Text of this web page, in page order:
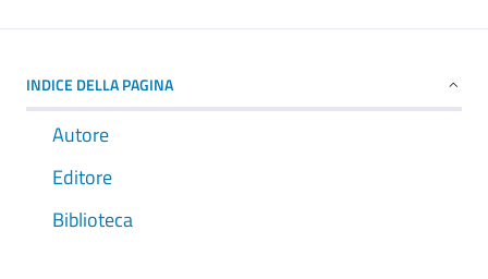
INDICE DELLA PAGINA
Autore
Editore
Biblioteca